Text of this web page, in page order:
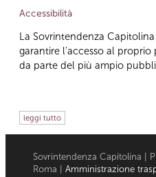
Accessibilità
La Sovrintendenza
garantire l’accesso al
da parte del più ampio
leggi tutto
Sovrintendenza Capitolina |
Roma | Amministrazione